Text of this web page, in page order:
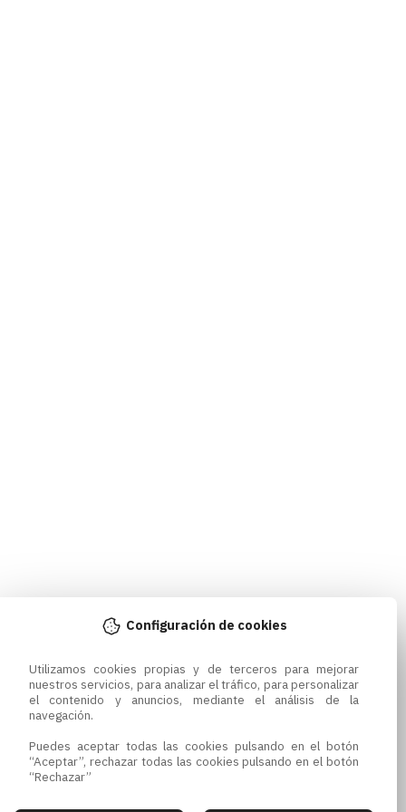
Configuración de cookies
Utilizamos cookies propias y de terceros para mejorar
nuestros servicios, para analizar el tráfico, para personalizar
el contenido y anuncios, mediante el análisis de la
navegación.
Puedes aceptar todas las cookies pulsando en el botón
“Aceptar”, rechazar todas las cookies pulsando en el botón
“Rechazar”